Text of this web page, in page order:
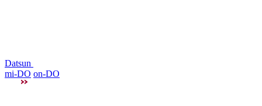
Datsun
mi-DO on-DO